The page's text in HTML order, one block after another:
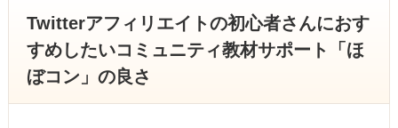
Twitterアフィリエイトの初心者さんにおす
すめしたいコミュニティ教材サポート「ほ
ぼコン」の良さ